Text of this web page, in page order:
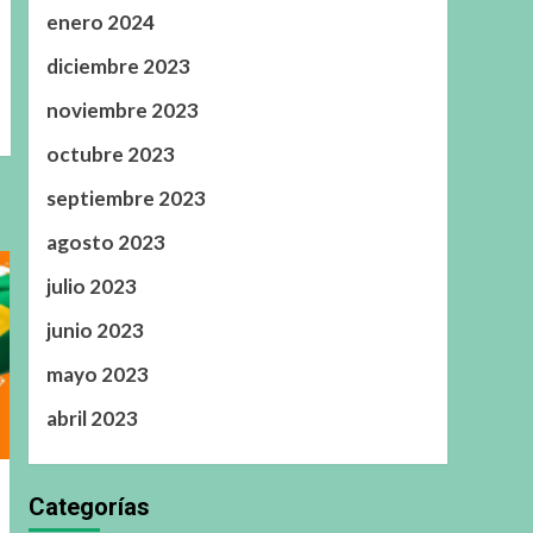
enero 2024
diciembre 2023
noviembre 2023
octubre 2023
septiembre 2023
agosto 2023
julio 2023
junio 2023
mayo 2023
abril 2023
Categorías